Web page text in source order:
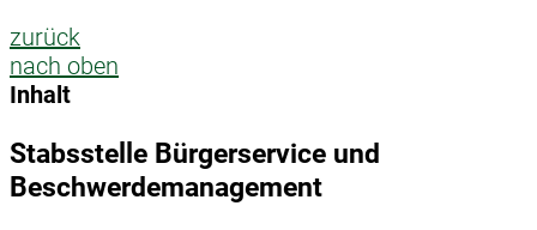
zurück
nach oben
Inhalt
Stabsstelle Bürgerservice und
Beschwerdemanagement